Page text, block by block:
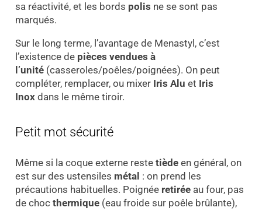
sa réactivité, et les bords polis ne se sont pas
marqués.
Sur le long terme, l’avantage de Menastyl, c’est
l’existence de pièces vendues à
l’unité(casseroles/poêles/poignées). On peut
compléter, remplacer, ou mixer Iris Alu et Iris
Inoxdans le même tiroir.
Petit mot sécurité
Même si la coque externe reste tièdeen général, on
est sur des ustensiles métal : on prend les
précautions habituelles. Poignée retiréeau four, pas
de choc thermique(eau froide sur poêle brûlante),